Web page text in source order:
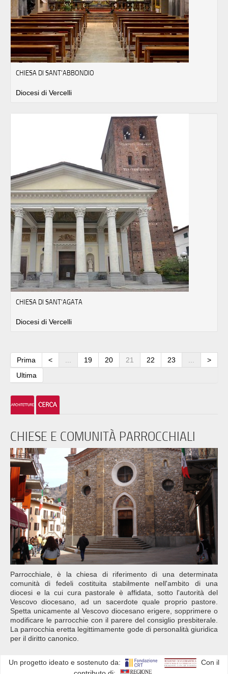
CHIESA DI SANT'ABBONDIO
Diocesi di Vercelli
CHIESA DI SANT'AGATA
Diocesi di Vercelli
Prima < ... 19 20 21 22 23 ...
>
Ultima
CHIESE E COMUNITÀ PARROCCHIALI
Parrocchiale, è la chiesa di riferimento di una determinata
comunità di fedeli costituita stabilmente nell'ambito di una
diocesi e la cui cura pastorale è affidata, sotto l'autorità del
Vescovo diocesano, ad un sacerdote quale proprio pastore.
Spetta unicamente al Vescovo diocesano erigere, sopprimere o
modificare le parrocchie con il parere del consiglio presbiterale.
La parrocchia eretta legittimamente gode di personalità giuridica
per il diritto canonico.
Un progetto ideato e sostenuto da:
Con il